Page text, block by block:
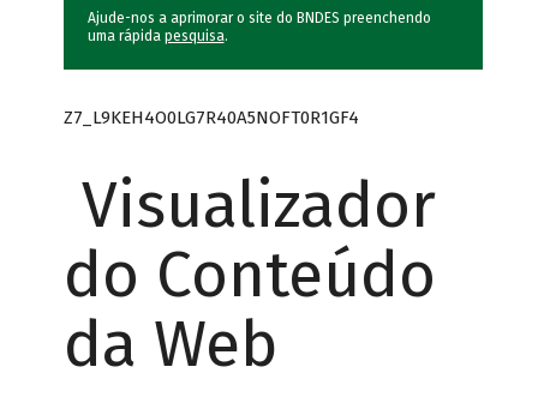
Ajude-nos a aprimorar o site do BNDES preenchendo
uma rápida pesquisa.
Z7_L9KEH4O0LG7R40A5NOFT0R1GF4
Visualizador
do Conteúdo
da Web